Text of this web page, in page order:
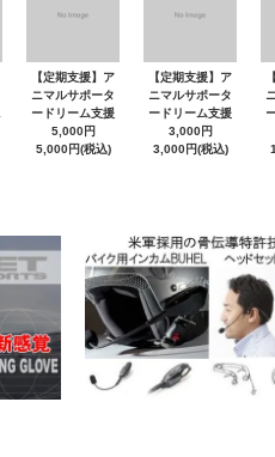
【定期支援】ア
ニマルサポータ
ードリーム支援
5,000円
5,000円(税込)
【定期支援】ア
ニマルサポータ
ードリーム支援
3,000円
3,000円(税込)